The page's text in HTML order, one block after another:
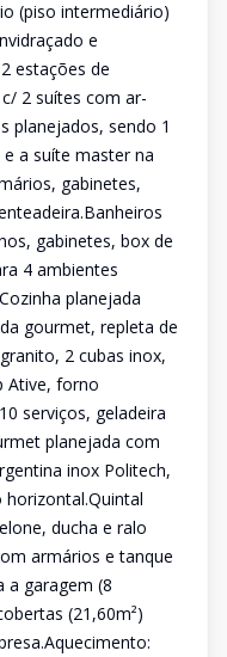
(piso intermediário)
e
estações de
2 suítes com ar-
planejados, sendo 1
a suíte master na
gabinetes,
gabinetes, box de
4 ambientes
planejada
gourmet, repleta de
2 cubas inox,
Ative, forno
serviços, geladeira
planejada com
inox Politech,
horizontal.Quintal
ducha e ralo
armários e tanque
a garagem (8
(21,60m²)